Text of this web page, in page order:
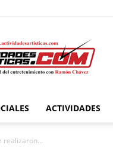
Actividadesartisticas.com
ACTIVIDADES
realizaron...